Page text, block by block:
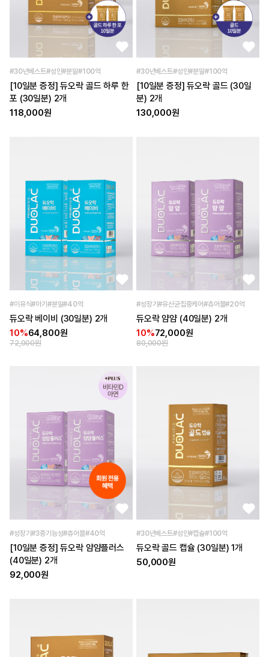
#30년베스트#성인#분말#100억
[10일분 증정] 듀오락 골드 하루 한
포 (30일분) 2개
118,000원
#30년베스트#성인#분말#100억
[10일분 증정] 듀오락 골드 (30일
분) 2개
130,000원
#이유식#아기#분말#40억
듀오락 베이비 (30일분) 2개
10%64,800원
72,000원
#성장기#유산균집중케어#츄어블#20억
듀오락 얌얌 (40일분) 2개
10%72,000원
80,000원
#성장기#3중기능성#츄어블#40억
[10일분 증정] 듀오락 얌얌플러스
(40일분) 2개
92,000원
#30년베스트#성인#캡슐#100억
듀오락 골드 캡슐 (30일분) 1개
50,000원